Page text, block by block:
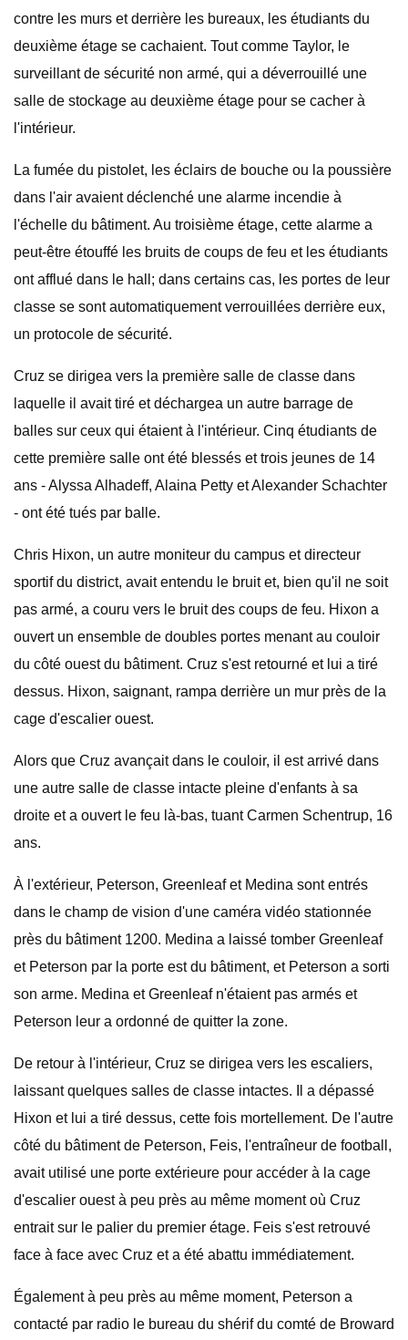
contre les murs et derrière les bureaux, les étudiants du
deuxième étage se cachaient. Tout comme Taylor, le
surveillant de sécurité non armé, qui a déverrouillé une
salle de stockage au deuxième étage pour se cacher à
l'intérieur.
La fumée du pistolet, les éclairs de bouche ou la poussière
dans l'air avaient déclenché une alarme incendie à
l'échelle du bâtiment. Au troisième étage, cette alarme a
peut-être étouffé les bruits de coups de feu et les étudiants
ont afflué dans le hall; dans certains cas, les portes de leur
classe se sont automatiquement verrouillées derrière eux,
un protocole de sécurité.
Cruz se dirigea vers la première salle de classe dans
laquelle il avait tiré et déchargea un autre barrage de
balles sur ceux qui étaient à l'intérieur. Cinq étudiants de
cette première salle ont été blessés et trois jeunes de 14
ans - Alyssa Alhadeff, Alaina Petty et Alexander Schachter
- ont été tués par balle.
Chris Hixon, un autre moniteur du campus et directeur
sportif du district, avait entendu le bruit et, bien qu'il ne soit
pas armé, a couru vers le bruit des coups de feu. Hixon a
ouvert un ensemble de doubles portes menant au couloir
du côté ouest du bâtiment. Cruz s'est retourné et lui a tiré
dessus. Hixon, saignant, rampa derrière un mur près de la
cage d'escalier ouest.
Alors que Cruz avançait dans le couloir, il est arrivé dans
une autre salle de classe intacte pleine d'enfants à sa
droite et a ouvert le feu là-bas, tuant Carmen Schentrup, 16
ans.
À l'extérieur, Peterson, Greenleaf et Medina sont entrés
dans le champ de vision d'une caméra vidéo stationnée
près du bâtiment 1200. Medina a laissé tomber Greenleaf
et Peterson par la porte est du bâtiment, et Peterson a sorti
son arme. Medina et Greenleaf n'étaient pas armés et
Peterson leur a ordonné de quitter la zone.
De retour à l'intérieur, Cruz se dirigea vers les escaliers,
laissant quelques salles de classe intactes. Il a dépassé
Hixon et lui a tiré dessus, cette fois mortellement. De l'autre
côté du bâtiment de Peterson, Feis, l'entraîneur de football,
avait utilisé une porte extérieure pour accéder à la cage
d'escalier ouest à peu près au même moment où Cruz
entrait sur le palier du premier étage. Feis s'est retrouvé
face à face avec Cruz et a été abattu immédiatement.
Également à peu près au même moment, Peterson a
contacté par radio le bureau du shérif du comté de Broward